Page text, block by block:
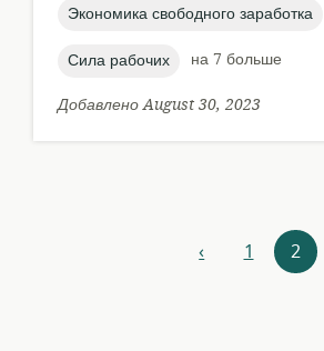
topic:
Экономика свободного заработка
topic:
Сила рабочих
на 7 больше
Добавлено August 30, 2023
‹назад1 2